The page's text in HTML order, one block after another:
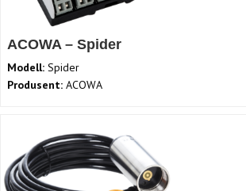
ACOWA – Spider
Modell: Spider
Produsent: ACOWA